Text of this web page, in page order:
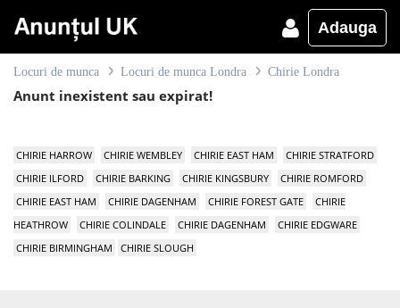
Adauga
Locuri de munca Locuri de munca Londra Chirie Londra
Anunt inexistent sau expirat!
CHIRIE HARROW CHIRIE WEMBLEY CHIRIE EAST HAM
CHIRIE STRATFORD
CHIRIE ILFORD
CHIRIE BARKING CHIRIE KINGSBURY
CHIRIE ROMFORD
CHIRIE EAST HAM
CHIRIE DAGENHAM CHIRIE FOREST GATE
CHIRIE
HEATHROW
CHIRIE COLINDALE CHIRIE DAGENHAM
CHIRIE EDGWARE
CHIRIE BIRMINGHAM
CHIRIE SLOUGH